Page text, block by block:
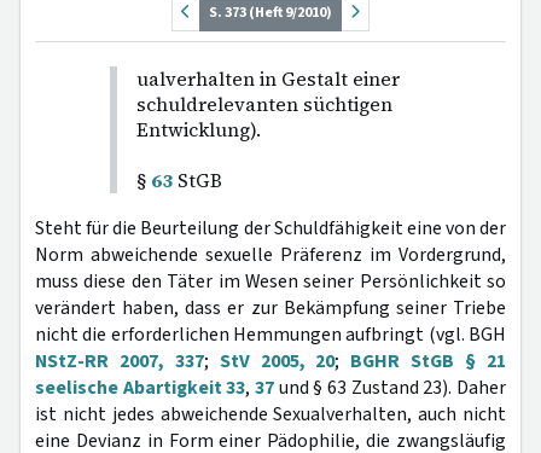
S. 373 (Heft 9/2010)
ualverhalten in Gestalt einer
schuldrelevanten süchtigen
Entwicklung).
§ 63 StGB
Steht für die Beurteilung der Schuldfähigkeit eine von der
Norm abweichende sexuelle Präferenz im Vordergrund,
muss diese den Täter im Wesen seiner Persönlichkeit so
verändert haben, dass er zur Bekämpfung seiner Triebe
nicht die erforderlichen Hemmungen aufbringt (vgl. BGH
NStZ-RR 2007, 337; StV 2005, 20; BGHR StGB § 21
seelische Abartigkeit 33,37und § 63 Zustand 23). Daher
ist nicht jedes abweichende Sexualverhalten, auch nicht
eine Devianz in Form einer Pädophilie, die zwangsläufig